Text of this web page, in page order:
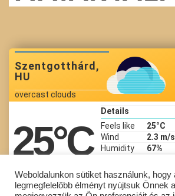
Szentgotthárd,
HU
overcast clouds
25°C
Details
Feels like
25°C
Wind
2.3 m/s
Humidity
67%
Pressure
1017
19:45
Weboldalunkon sütiket használunk, hogy
legmegfelelőbb élményt nyújtsuk Önnek